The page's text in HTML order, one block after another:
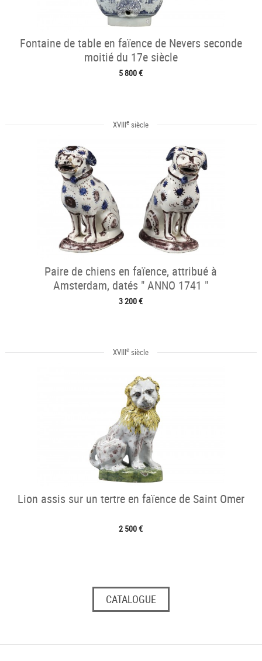
Fontaine de table en faïence de Nevers seconde
moitié du 17e siècle
5 800 €
XVIIIe siècle
Paire de chiens en faïence, attribué à
Amsterdam, datés " ANNO 1741 "
3 200 €
XVIIIe siècle
Lion assis sur un tertre en faïence de Saint Omer
2 500 €
CATALOGUE